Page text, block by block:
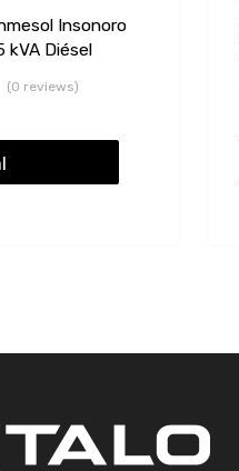
Insonoro
kVA Diésel
(0 reviews)